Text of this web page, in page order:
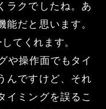
ラクでしたね。あ
能だと思います。
てくれます。
や操作面でもタイ
んですけど、それ
イミングを誤るこ